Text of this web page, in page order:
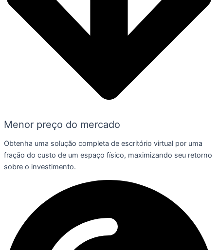
Menor preço do mercado
Obtenha uma solução completa de escritório virtual por uma
fração do custo de um espaço físico, maximizando seu retorno
sobre o investimento.